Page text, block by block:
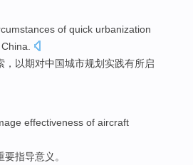
of quick urbanization
China
，以期对中国城市规划 实践有所启
effectiveness of aircraft
要指导意义。